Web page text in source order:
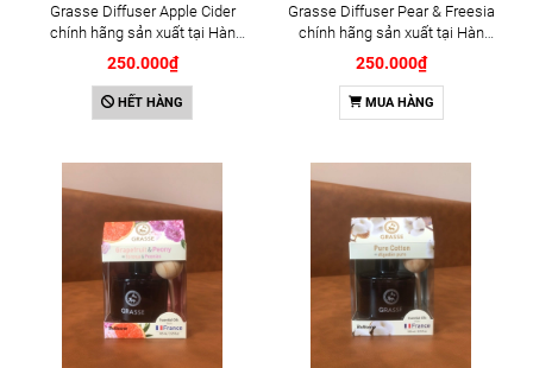
Grasse Diffuser Apple Cider
chính hãng sản xuất tại Hàn
Quốc 100% tinh dầu thiên nhiên
- Mùi Hương táo
250.000₫
HẾT HÀNG
Grasse Diffuser Pear & Freesia
chính hãng sản xuất tại Hàn
Quốc 100% tinh dầu thiên nhiên
- Mùi Hương Lê và Hoa Lan
250.000₫
MUA HÀNG